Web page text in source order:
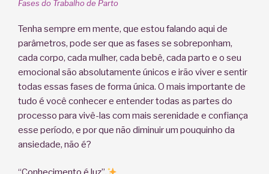
Fases do Trabalho de Parto
Tenha sempre em mente, que estou falando aqui de
parâmetros, pode ser que as fases se sobreponham,
cada corpo, cada mulher, cada bebê, cada parto e o seu
emocional são absolutamente únicos e irão viver e sentir
todas essas fases de forma única. O mais importante de
tudo é você conhecer e entender todas as partes do
processo para vivê-las com mais serenidade e confiança
esse período, e por que não diminuir um pouquinho da
ansiedade, não é?